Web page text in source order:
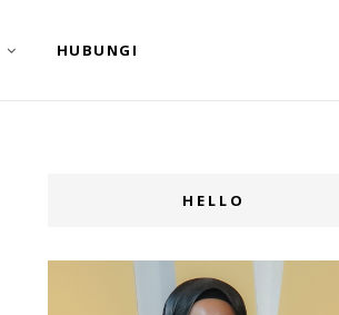
HUBUNGI
HELLO